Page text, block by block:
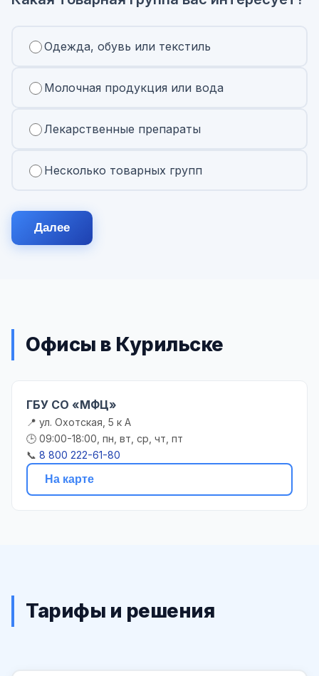
Одежда, обувь или текстиль
Молочная продукция или вода
Лекарственные препараты
Несколько товарных групп
Далее
Офисы в Курильске
ГБУ СО «МФЦ»
📍 ул. Охотская, 5 к А
🕒 09:00-18:00, пн, вт, ср, чт, пт
📞 8 800 222-61-80
На карте
Тарифы и решения